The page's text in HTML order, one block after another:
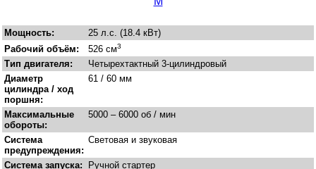
Мощность:
25 л.с. (18.4 кВт)
Рабочий объём:
526 см3
Тип двигателя:
Четырехтактный 3-цилиндровый
Диаметр
цилиндра / ход
поршня:
61 / 60 мм
Максимальные
обороты:
5000 – 6000 об / мин
Система
предупреждения:
Световая и звуковая
Система запуска:
Ручной стартер